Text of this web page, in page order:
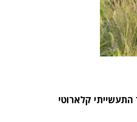
קלארוטי